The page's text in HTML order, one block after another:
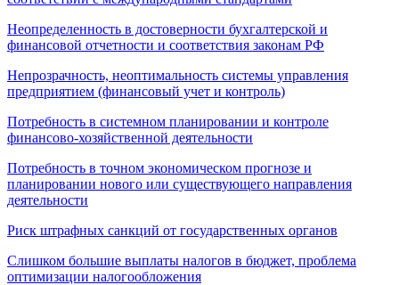
Неопределенность в достоверности бухгалтерской и
финансовой отчетности и соответствия законам РФ
Непрозрачность, неоптимальность системы управления
предприятием (финансовый учет и контроль)
Потребность в системном планировании и контроле
финансово-хозяйственной деятельности
Потребность в точном экономическом прогнозе и
планировании нового или существующего направления
деятельности
Риск штрафных санкций от государственных органов
Слишком большие выплаты налогов в бюджет, проблема
оптимизации налогообложения